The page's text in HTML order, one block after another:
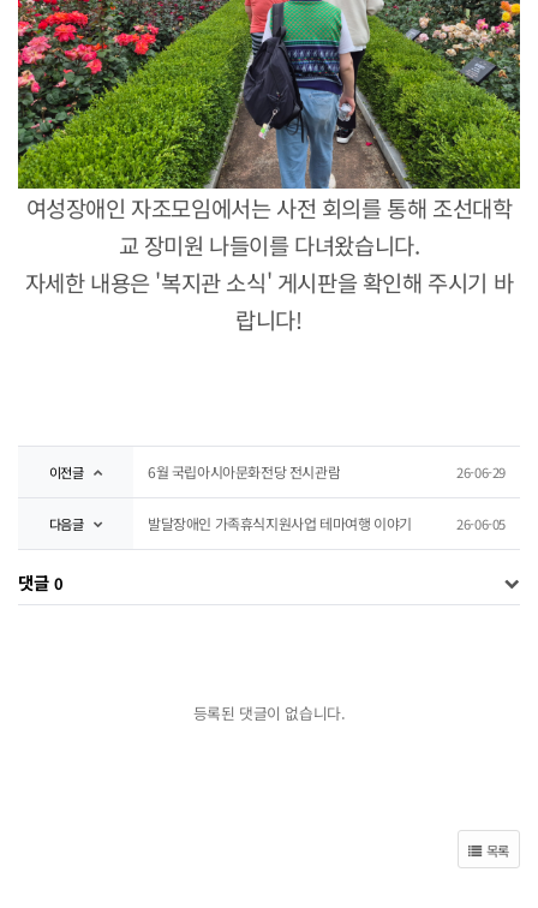
여성장애인 자조모임에서는 사전 회의를 통해 조선대학
교 장미원 나들이를 다녀왔습니다.
자세한 내용은 '복지관 소식' 게시판을 확인해 주시기 바
랍니다!
이전글 6월 국립아시아문화전당 전시관람 26-06-29
다음글 발달장애인 가족휴식지원사업 테마여행 이야기 26-06-05
댓글 0
등록된 댓글이 없습니다.
목록